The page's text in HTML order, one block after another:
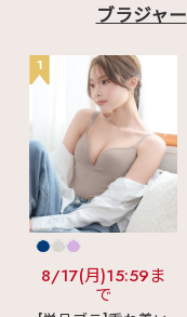
ブラジャー
1
8/17(月)15:59ま
で